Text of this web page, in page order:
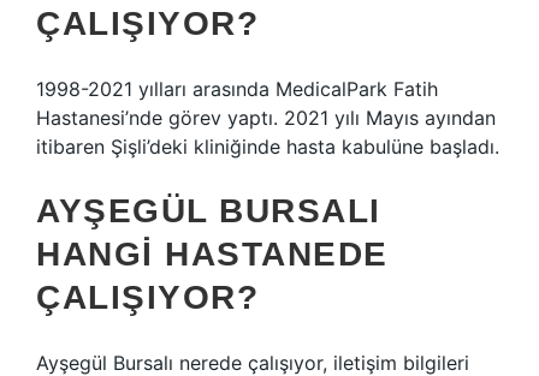
ÇALIŞIYOR?
1998-2021 yılları arasında MedicalPark Fatih
Hastanesi’nde görev yaptı. 2021 yılı Mayıs ayından
itibaren Şişli’deki kliniğinde hasta kabulüne başladı.
AYŞEGÜL BURSALI
HANGI HASTANEDE
ÇALIŞIYOR?
Ayşegül Bursalı nerede çalışıyor, iletişim bilgileri